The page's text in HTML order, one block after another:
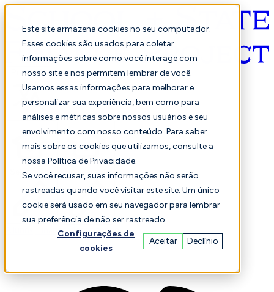
Este site armazena cookies no seu computador.
Esses cookies são usados para coletar
informações sobre como você interage com
nosso site e nos permitem lembrar de você.
Usamos essas informações para melhorar e
personalizar sua experiência, bem como para
análises e métricas sobre nossos usuários e seu
envolvimento com nosso conteúdo. Para saber
mais sobre os cookies que utilizamos, consulte a
nossa Política de Privacidade.
Se você recusar, suas informações não serão
rastreadas quando você visitar este site. Um único
cookie será usado em seu navegador para lembrar
sua preferência de não ser rastreado.
Configurações de
cookies
Aceitar Declínio
Português
Selecionado Comparação
Finança Desempenho